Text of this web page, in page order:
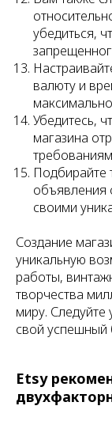
убедиться,
валюту и
Убедитесь,
магазина
Подбирайте
объявления
своими
Создание
уникальную
работы,
творчества
миру.
свой успешный
Etsy